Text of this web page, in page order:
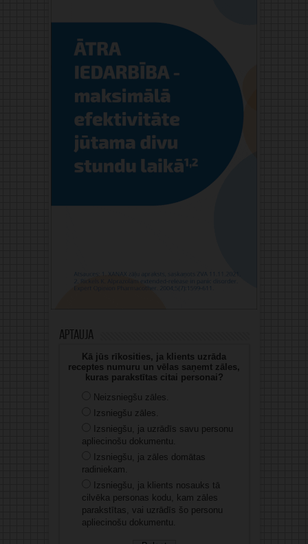
Aptauja
Kā jūs rīkosities, ja klients uzrāda
receptes numuru un vēlas saņemt zāles,
kuras parakstītas citai personai?
Neizsniegšu zāles.
Izsniegšu zāles.
Izsniegšu, ja uzrādīs savu personu
apliecinošu dokumentu.
Izsniegšu, ja zāles domātas
radiniekam.
Izsniegšu, ja klients nosauks tā
cilvēka personas kodu, kam zāles
parakstītas, vai uzrādīs šo personu
apliecinošu dokumentu.